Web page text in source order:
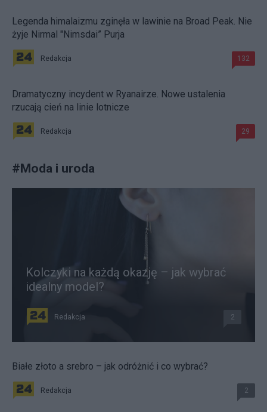
Legenda himalaizmu zginęła w lawinie na Broad Peak. Nie
żyje Nirmal "Nimsdai” Purja
Redakcja 132
Dramatyczny incydent w Ryanairze. Nowe ustalenia
rzucają cień na linie lotnicze
Redakcja 29
#Moda i uroda
Kolczyki na każdą okazję – jak wybrać
idealny model?
Redakcja 2
Białe złoto a srebro – jak odróżnić i co wybrać?
Redakcja 2